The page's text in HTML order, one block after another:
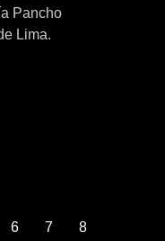
Pancho
Lima.
6 7 8